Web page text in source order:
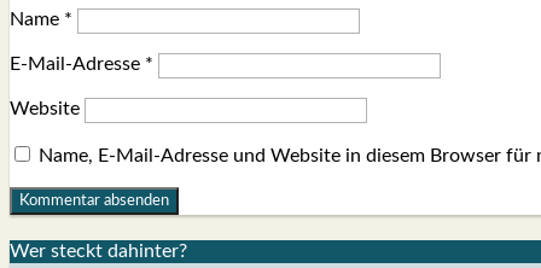
Name *
E-Mail-Adresse *
Website
Name, E-Mail-Adresse und Website in diesem Browser für
Wer steckt dahin­ter?